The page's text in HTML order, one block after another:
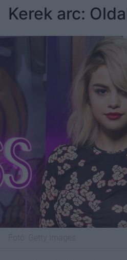
Kerek arc: